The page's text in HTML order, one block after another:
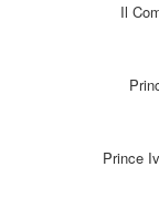
Il
Prince